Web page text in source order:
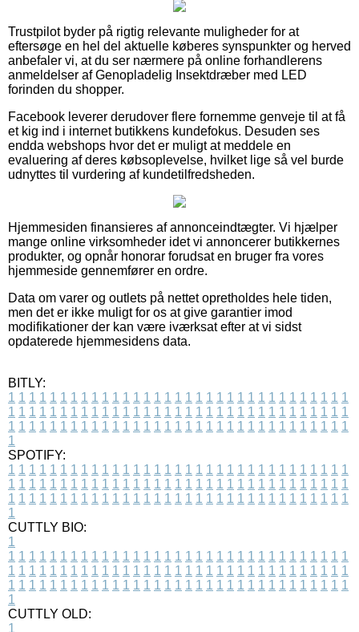
Trustpilot byder på rigtig relevante muligheder for at
eftersøge en hel del aktuelle køberes synspunkter og herved
anbefaler vi, at du ser nærmere på online forhandlerens
anmeldelser af Genopladelig Insektdræber med LED
forinden du shopper.
Facebook leverer derudover flere fornemme genveje til at få
et kig ind i internet butikkens kundefokus. Desuden ses
endda webshops hvor det er muligt at meddele en
evaluering af deres købsoplevelse, hvilket lige så vel burde
udnyttes til vurdering af kundetilfredsheden.
Hjemmesiden finansieres af annonceindtægter. Vi hjælper
mange online virksomheder idet vi annoncerer butikkernes
produkter, og opnår honorar forudsat en bruger fra vores
hjemmeside gennemfører en ordre.
Data om varer og outlets på nettet opretholdes hele tiden,
men det er ikke muligt for os at give garantier imod
modifikationer der kan være iværksat efter at vi sidst
opdaterede hjemmesidens data.
BITLY:
1 1 1 1 1 1 1 1 1 1 1 1 1 1 1 1 1 1 1 1 1 1 1 1 1 1 1 1 1 1 1 1 1
1 1 1 1 1 1 1 1 1 1 1 1 1 1 1 1 1 1 1 1 1 1 1 1 1 1 1 1 1 1 1 1 1
1 1 1 1 1 1 1 1 1 1 1 1 1 1 1 1 1 1 1 1 1 1 1 1 1 1 1 1 1 1 1 1 1
1
SPOTIFY:
1 1 1 1 1 1 1 1 1 1 1 1 1 1 1 1 1 1 1 1 1 1 1 1 1 1 1 1 1 1 1 1 1
1 1 1 1 1 1 1 1 1 1 1 1 1 1 1 1 1 1 1 1 1 1 1 1 1 1 1 1 1 1 1 1 1
1 1 1 1 1 1 1 1 1 1 1 1 1 1 1 1 1 1 1 1 1 1 1 1 1 1 1 1 1 1 1 1 1
1
CUTTLY BIO:
1
1 1 1 1 1 1 1 1 1 1 1 1 1 1 1 1 1 1 1 1 1 1 1 1 1 1 1 1 1 1 1 1 1
1 1 1 1 1 1 1 1 1 1 1 1 1 1 1 1 1 1 1 1 1 1 1 1 1 1 1 1 1 1 1 1 1
1 1 1 1 1 1 1 1 1 1 1 1 1 1 1 1 1 1 1 1 1 1 1 1 1 1 1 1 1 1 1 1 1
1
CUTTLY OLD:
1